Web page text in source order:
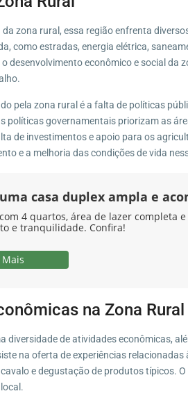
zona rural, essa região enfrenta
como estradas, energia elétrica,
desenvolvimento econômico e social da
pela zona rural é a falta de políticas
políticas governamentais priorizam as
de investimentos e apoio para os
e a melhoria das condições de vida
casa duplex ampla e
4 quartos, área de lazer completa
e tranquilidade. Confira!
na Zona Rural
diversidade de atividades econômicas,
na oferta de experiências
e degustação de produtos típicos.